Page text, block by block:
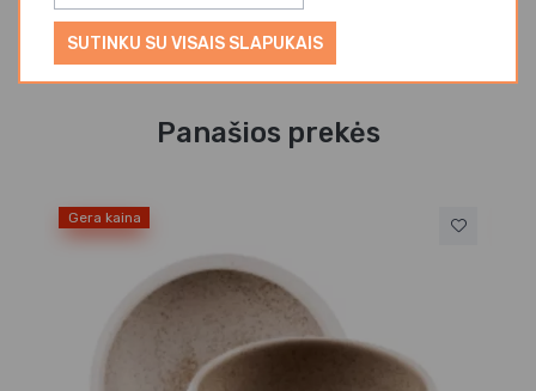
SUTINKU SU VISAIS SLAPUKAIS
Panašios prekės
Gera kaina